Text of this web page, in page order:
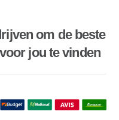
om de beste
jou te vinden